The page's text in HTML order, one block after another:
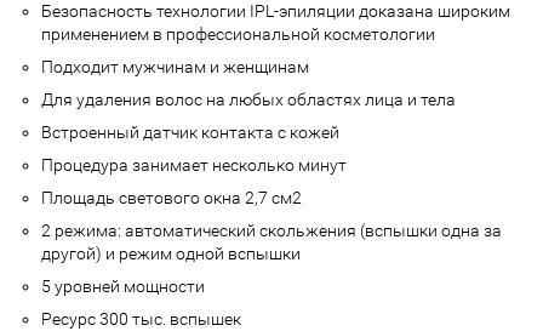
Безопасность технологии IPL-эпиляции доказана широким
применением в профессиональной косметологии
Подходит мужчинам и женщинам
Для удаления волос на любых областях лица и тела
Встроенный датчик контакта с кожей
Процедура занимает несколько минут
Площадь светового окна 2,7 см2
2 режима: автоматический скольжения (вспышки одна за
другой) и режим одной вспышки
5 уровней мощности
Ресурс 300 тыс. вспышек